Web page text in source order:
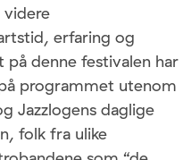
erfaring og
på denne festivalen har
programmet utenom
Jazzlogens daglige
folk fra ulike